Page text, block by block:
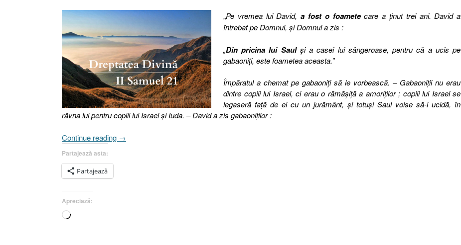
„Pe vremea lui David,a fost o foametecare a ţinut trei ani. David a
întrebat pe Domnul, şi Domnul a zis :
„Din pricina lui Saulşi a casei lui sângeroase, pentru că a ucis pe
gabaoniţi, este foametea aceasta.”
Împăratul a chemat pe gabaoniţi să le vorbească. – Gabaoniţii nu erau
dintre copiii lui Israel, ci erau o rămăşiţă a amoriţilor ; copiii lui Israel se
legaseră faţă de ei cu un jurământ, şi totuşi Saul voise să-i ucidă, în
râvna lui pentru copiii lui Israel şi Iuda. – David a zis gabaoniţilor :
Continue reading „Dreptatea
→
Partajează asta:
Partajează
Apreciază:
Încarc...